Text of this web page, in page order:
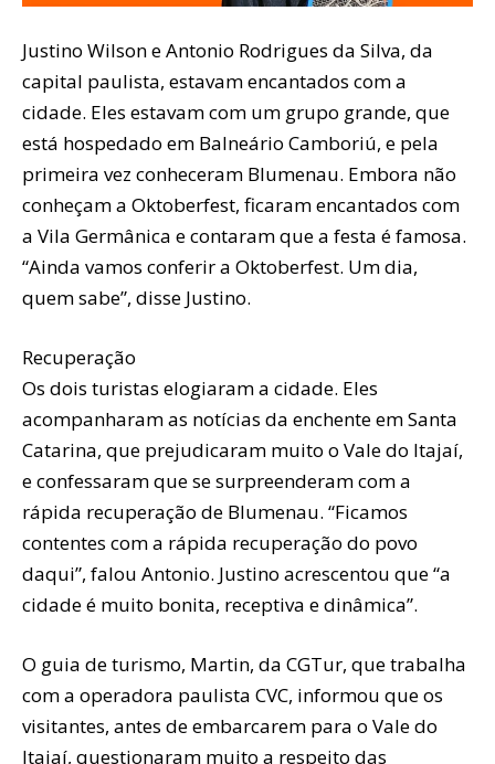
Justino Wilson e Antonio Rodrigues da Silva, da
capital paulista, estavam encantados com a
cidade. Eles estavam com um grupo grande, que
está hospedado em Balneário Camboriú, e pela
primeira vez conheceram Blumenau. Embora não
conheçam a Oktoberfest, ficaram encantados com
a Vila Germânica e contaram que a festa é famosa.
“Ainda vamos conferir a Oktoberfest. Um dia,
quem sabe”, disse Justino.
Recuperação
Os dois turistas elogiaram a cidade. Eles
acompanharam as notícias da enchente em Santa
Catarina, que prejudicaram muito o Vale do Itajaí,
e confessaram que se surpreenderam com a
rápida recuperação de Blumenau. “Ficamos
contentes com a rápida recuperação do povo
daqui”, falou Antonio. Justino acrescentou que “a
cidade é muito bonita, receptiva e dinâmica”.
O guia de turismo, Martin, da CGTur, que trabalha
com a operadora paulista CVC, informou que os
visitantes, antes de embarcarem para o Vale do
Itajaí, questionaram muito a respeito das